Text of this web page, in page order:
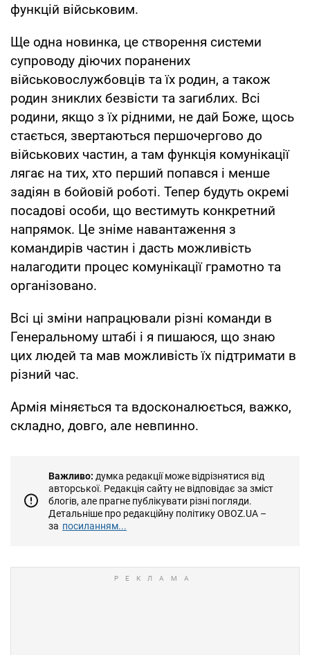
функцій військовим.
Ще одна новинка, це створення системи
супроводу діючих поранених
військовослужбовців та їх родин, а також
родин зниклих безвісти та загиблих. Всі
родини, якщо з їх рідними, не дай Боже, щось
стається, звертаються першочергово до
військових частин, а там функція комунікації
лягає на тих, хто перший попався і менше
задіян в бойовій роботі. Тепер будуть окремі
посадові особи, що вестимуть конкретний
напрямок. Це зніме навантаження з
командирів частин і дасть можливість
налагодити процес комунікації грамотно та
організовано.
Всі ці зміни напрацювали різні команди в
Генеральному штабі і я пишаюся, що знаю
цих людей та мав можливість їх підтримати в
різний час.
Армія міняється та вдосконалюється, важко,
складно, довго, але невпинно.
Важливо: думка редакції може відрізнятися від
авторської. Редакція сайту не відповідає за зміст
блогів, але прагне публікувати різні погляди.
Детальніше про редакційну політику OBOZ.UA –
за посиланням...